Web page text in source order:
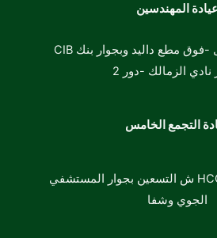
عيادة المهندسين
5 ش جامعة الدول -فوق مطع داليد وبجوار بنك CIB
الزمالك -دور 2
التجمع الخامس
عيادة 325 مبني HCC ش التسعين بجوار المستشفي
الجوي وشفا